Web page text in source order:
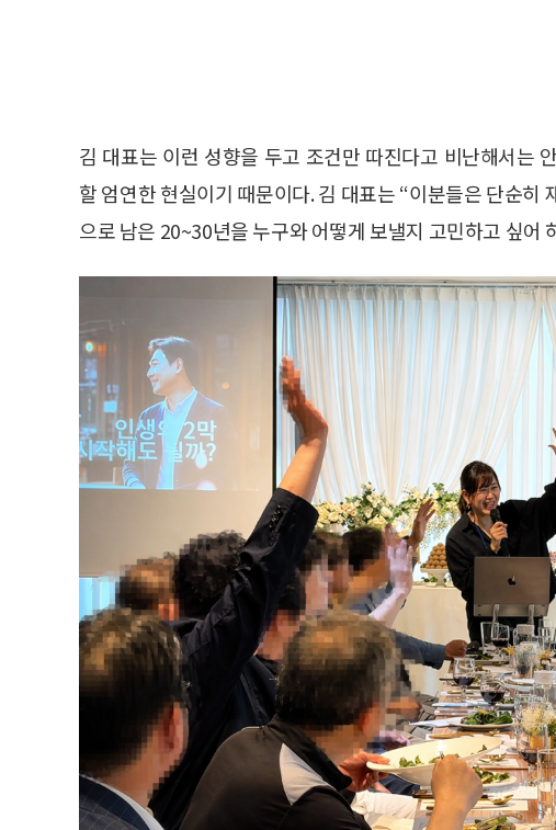
김 대표는 이런 성향을 두고 조건만 따진다고 비난해서는
할 엄연한 현실이기 때문이다. 김 대표는 “이분들은 단순히
으로 남은 20~30년을 누구와 어떻게 보낼지 고민하고 싶어